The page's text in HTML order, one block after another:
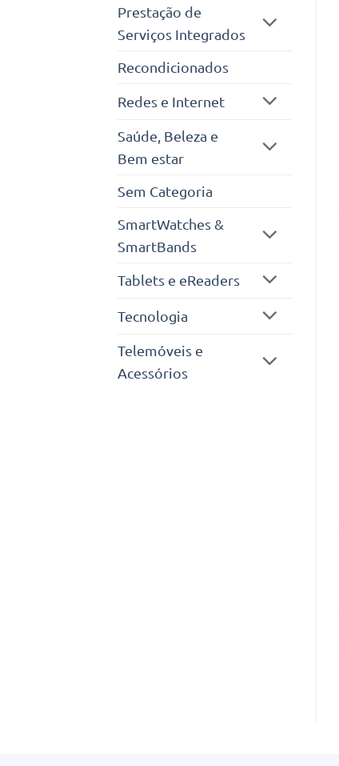
Prestação de
Serviços Integrados
Recondicionados
Redes e Internet
Saúde, Beleza e
Bem estar
Sem Categoria
SmartWatches &
SmartBands
Tablets e eReaders
Tecnologia
Telemóveis e
Acessórios